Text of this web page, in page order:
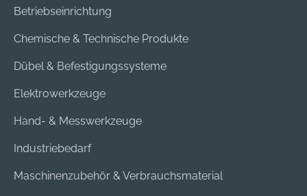
Betriebseinrichtung
Chemische & Technische Produkte
Dübel & Befestigungssysteme
Elektrowerkzeuge
Hand- & Messwerkzeuge
Industriebedarf
Maschinenzubehör & Verbrauchsmaterial